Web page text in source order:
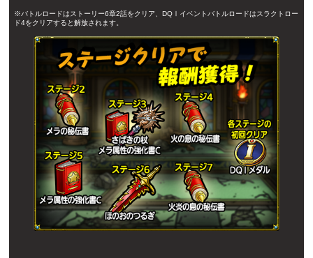
※バトルロードはストーリー6章2話をクリア、DQⅠイベントバトルロードはスラクトロー
ド4をクリアすると解放されます。